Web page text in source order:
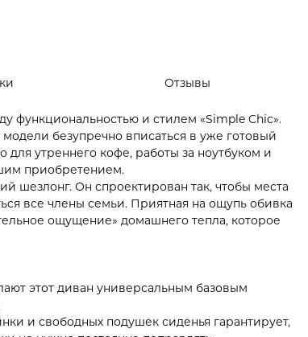
Отзывы
функциональностью и стилем «Simple Chic».
безупречно вписаться в уже готовый
утреннего кофе, работы за ноутбуком и
приобретением.
шезлонг. Он спроектирован так, чтобы места
все члены семьи. Приятная на ощупь обивка
ощущение» домашнего тепла, которое
этот диван универсальным базовым
и свободных подушек сиденья гарантирует,